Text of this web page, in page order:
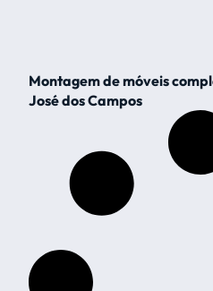
Montagem de móveis
José dos Campos